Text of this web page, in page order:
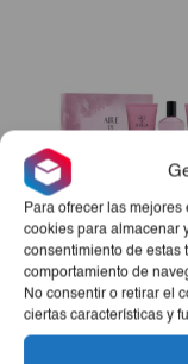
Para ofrecer las
cookies para almacenar
consentimiento de estas
comportamiento de
No consentir o retirar el
ciertas características y
Estuche Aire De
Paradise (Perfume
Crema)
€20,00